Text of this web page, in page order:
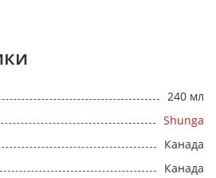
240 мл
Shunga
Канада
Канада